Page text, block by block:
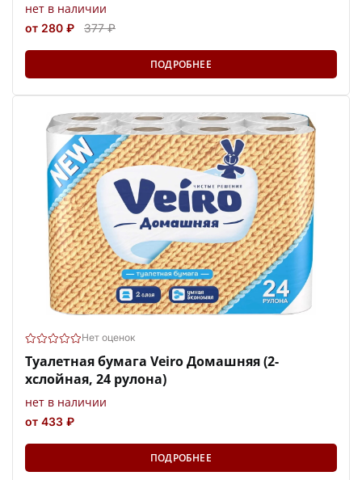
нет в наличии
от 280 ₽ 377 ₽
ПОДРОБНЕЕ
Нет оценок
Туалетная бумага Veiro Домашняя (2-
хслойная, 24 рулона)
нет в наличии
от 433 ₽
ПОДРОБНЕЕ